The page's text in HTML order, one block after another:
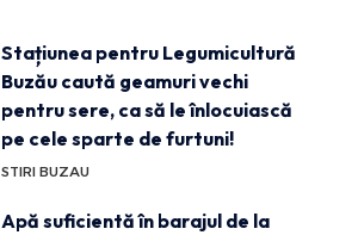
Stațiunea pentru Legumicultură
Buzău caută geamuri vechi
pentru sere, ca să le înlocuiască
pe cele sparte de furtuni!
STIRI BUZAU
Apă suficientă în barajul de la